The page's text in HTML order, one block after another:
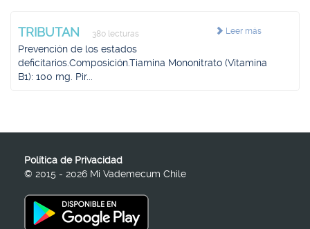
Leer más
TRIBUTAN 380 lecturas
Prevención de los estados
deficitarios.Composición.Tiamina Mononitrato (Vitamina
B1): 100 mg. Pir...
Política de Privacidad
© 2015 - 2026 Mi Vademecum Chile